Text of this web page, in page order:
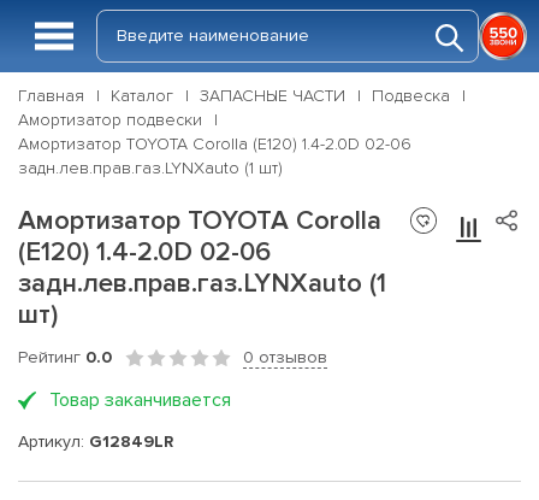
Главная Каталог ЗАПАСНЫЕ ЧАСТИ
Подвеска
Амортизатор подвески
Амортизатор TOYOTA Corolla (E120) 1.4-2.0D 02-06
задн.лев.прав.газ.LYNXauto (1 шт)
Амортизатор TOYOTA Corolla
(E120) 1.4-2.0D 02-06
задн.лев.прав.газ.LYNXauto (1
шт)
Рейтинг 0.0 0 отзывов
Товар заканчивается
Артикул: G12849LR